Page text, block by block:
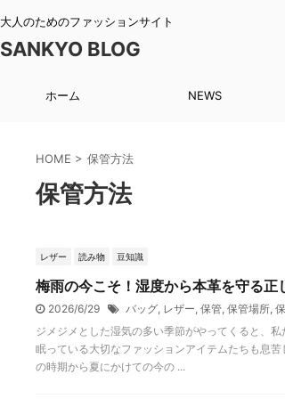
大人のためのファッションサイト
SANKYO BLOG
ホーム NEWS
HOME > 保管方法
保管方法
レザー 読み物 豆知識
梅雨の今こそ！湿度から本革を守る正
2026/6/29 バッグ, レザー, 保管, 保管場所,
ジメジメとした湿気の多い季節がやってくると、
眠っている大切なファッションアイテムたちも息
の時期から夏にかけての今の ...